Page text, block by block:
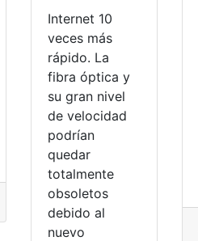
,Eléctrico,Planeta
Internet 10
veces más
rápido. La
fibra óptica y
su gran nivel
de velocidad
podrían
quedar
totalmente
obsoletos
debido al
nuevo